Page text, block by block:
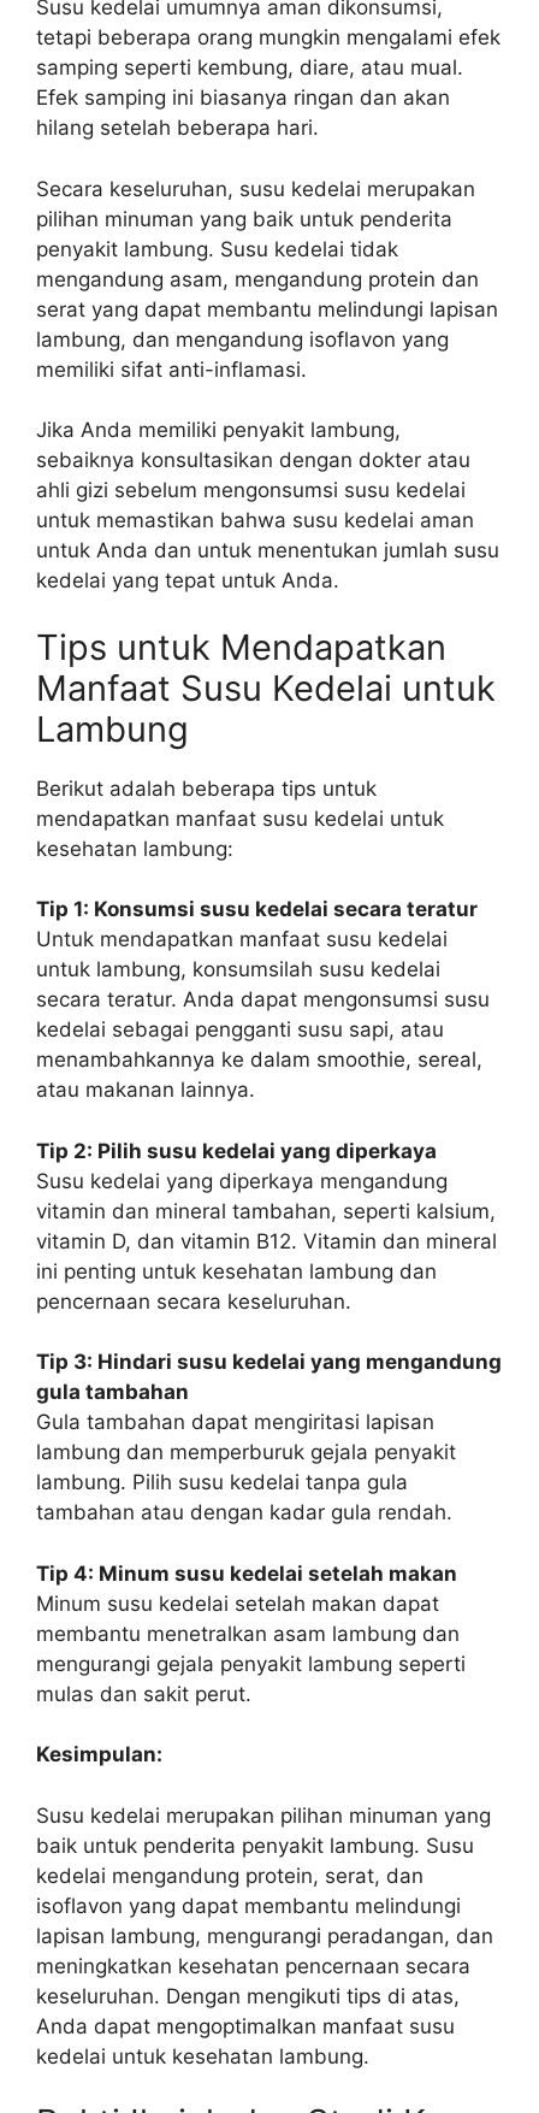
Susu kedelai umumnya aman dikonsumsi,
tetapi beberapa orang mungkin mengalami efek
samping seperti kembung, diare, atau mual.
Efek samping ini biasanya ringan dan akan
hilang setelah beberapa hari.
Secara keseluruhan, susu kedelai merupakan
pilihan minuman yang baik untuk penderita
penyakit lambung. Susu kedelai tidak
mengandung asam, mengandung protein dan
serat yang dapat membantu melindungi lapisan
lambung, dan mengandung isoflavon yang
memiliki sifat anti-inflamasi.
Jika Anda memiliki penyakit lambung,
sebaiknya konsultasikan dengan dokter atau
ahli gizi sebelum mengonsumsi susu kedelai
untuk memastikan bahwa susu kedelai aman
untuk Anda dan untuk menentukan jumlah susu
kedelai yang tepat untuk Anda.
Tips untuk Mendapatkan
Manfaat Susu Kedelai untuk
Lambung
Berikut adalah beberapa tips untuk
mendapatkan manfaat susu kedelai untuk
kesehatan lambung:
Tip 1: Konsumsi susu kedelai secara teratur
Untuk mendapatkan manfaat susu kedelai
untuk lambung, konsumsilah susu kedelai
secara teratur. Anda dapat mengonsumsi susu
kedelai sebagai pengganti susu sapi, atau
menambahkannya ke dalam smoothie, sereal,
atau makanan lainnya.
Tip 2: Pilih susu kedelai yang diperkaya
Susu kedelai yang diperkaya mengandung
vitamin dan mineral tambahan, seperti kalsium,
vitamin D, dan vitamin B12. Vitamin dan mineral
ini penting untuk kesehatan lambung dan
pencernaan secara keseluruhan.
Tip 3: Hindari susu kedelai yang mengandung
gula tambahan
Gula tambahan dapat mengiritasi lapisan
lambung dan memperburuk gejala penyakit
lambung. Pilih susu kedelai tanpa gula
tambahan atau dengan kadar gula rendah.
Tip 4: Minum susu kedelai setelah makan
Minum susu kedelai setelah makan dapat
membantu menetralkan asam lambung dan
mengurangi gejala penyakit lambung seperti
mulas dan sakit perut.
Kesimpulan:
Susu kedelai merupakan pilihan minuman yang
baik untuk penderita penyakit lambung. Susu
kedelai mengandung protein, serat, dan
isoflavon yang dapat membantu melindungi
lapisan lambung, mengurangi peradangan, dan
meningkatkan kesehatan pencernaan secara
keseluruhan. Dengan mengikuti tips di atas,
Anda dapat mengoptimalkan manfaat susu
kedelai untuk kesehatan lambung.